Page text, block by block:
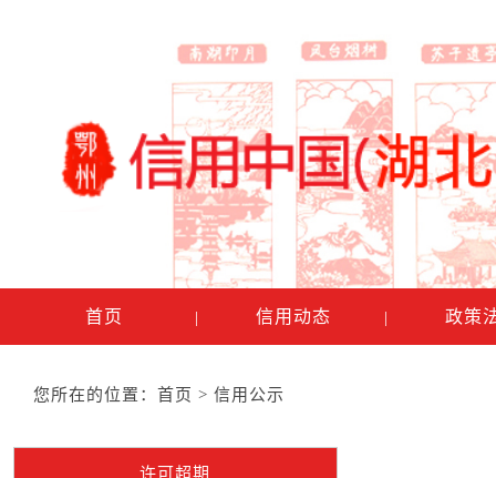
首页 | 信用动态 | 政策
您所在的位置： 首页 > 信用公示
许可超期